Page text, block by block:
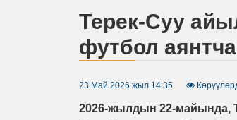
Терек-Суу
футбол
23 Май 2026 жыл 14:35
2026-жылдын 22-майында,